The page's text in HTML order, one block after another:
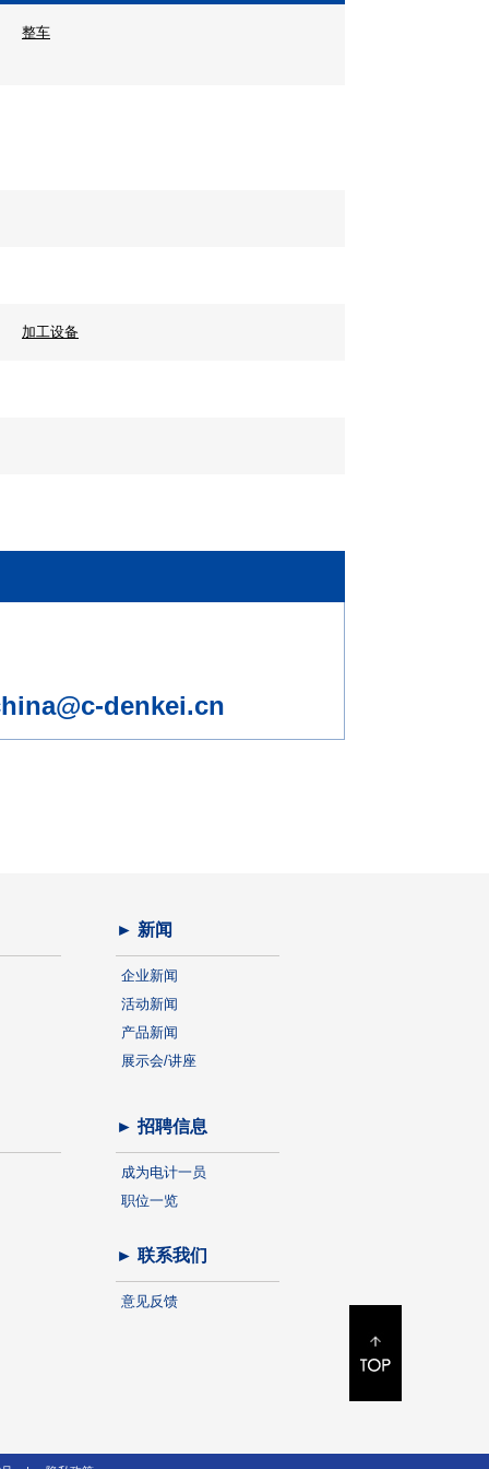
整车
加工设备
denkei.cn
► 新闻
企业新闻
活动新闻
产品新闻
展示会/讲座
► 招聘信息
成为电计一员
职位一览
► 联系我们
意见反馈